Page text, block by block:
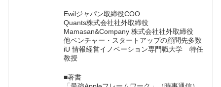
Ewilジャパン取締役COO
Quants株式会社社外取締役
Mamasan&Company 株式会社社外取締役
他ベンチャー・スタートアップの顧問先多数
iU 情報経営イノベーション専門職大学 特任
教授
■著書